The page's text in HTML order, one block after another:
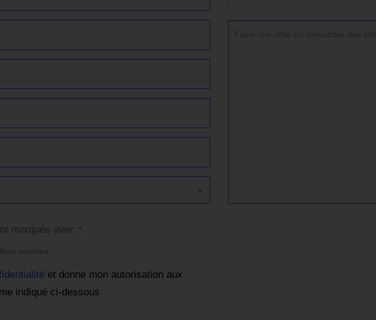
marqués avec *.
suivantes
et donne mon autorisation aux
indiqué ci-dessous